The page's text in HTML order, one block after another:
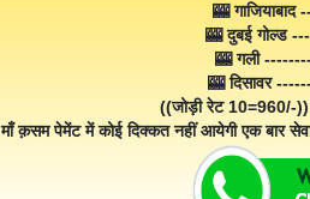
🎰
🎰 दुबई गोल्ड
🎰 गली
🎰 दिसावर
((जोड़ी रेट 10=960/-
माँ क़सम पेमेंट में कोई दिक्कत नहीं आयेगी एक बार